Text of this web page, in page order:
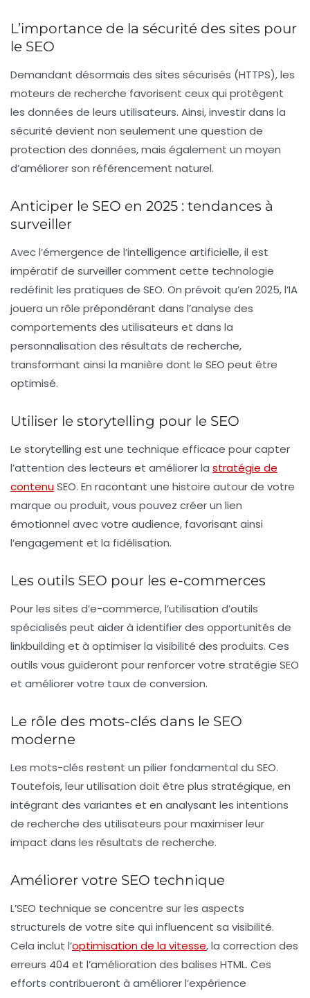
L’importance de la sécurité des sites pour
le SEO
Demandant désormais des sites sécurisés (HTTPS), les
moteurs de recherche favorisent ceux qui protègent
les données de leurs utilisateurs. Ainsi, investir dans la
sécurité devient non seulement une question de
protection des données, mais également un moyen
d’améliorer son référencement naturel.
Anticiper le SEO en 2025 : tendances à
surveiller
Avec l’émergence de l’intelligence artificielle, il est
impératif de surveiller comment cette technologie
redéfinit les pratiques de SEO. On prévoit qu’en 2025, l’IA
jouera un rôle prépondérant dans l’analyse des
comportements des utilisateurs et dans la
personnalisation des résultats de recherche,
transformant ainsi la manière dont le SEO peut être
optimisé.
Utiliser le storytelling pour le SEO
Le storytelling est une technique efficace pour capter
l’attention des lecteurs et améliorer la stratégie de
contenuSEO. En racontant une histoire autour de votre
marque ou produit, vous pouvez créer un lien
émotionnel avec votre audience, favorisant ainsi
l’engagement et la fidélisation.
Les outils SEO pour les e-commerces
Pour les sites d’e-commerce, l’utilisation d’outils
spécialisés peut aider à identifier des opportunités de
linkbuilding et à optimiser la visibilité des produits. Ces
outils vous guideront pour renforcer votre stratégie SEO
et améliorer votre taux de conversion.
Le rôle des mots-clés dans le SEO
moderne
Les mots-clés restent un pilier fondamental du SEO.
Toutefois, leur utilisation doit être plus stratégique, en
intégrant des variantes et en analysant les intentions
de recherche des utilisateurs pour maximiser leur
impact dans les résultats de recherche.
Améliorer votre SEO technique
L’SEO technique se concentre sur les aspects
structurels de votre site qui influencent sa visibilité.
Cela inclut l’optimisation de la vitesse, la correction des
erreurs 404 et l’amélioration des balises HTML. Ces
efforts contribueront à améliorer l’expérience